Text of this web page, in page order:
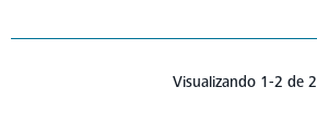
Visualizando 1-2 de 2